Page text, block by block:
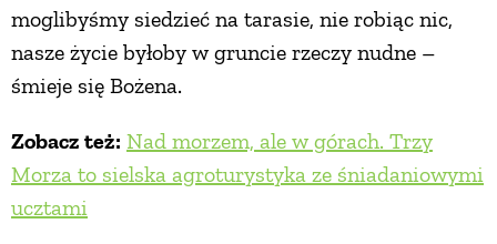
moglibyśmy siedzieć na tarasie, nie robiąc nic,
nasze życie byłoby w gruncie rzeczy nudne –
śmieje się Bożena.
Zobacz też: Nad morzem, ale w górach. Trzy
Morza to sielska agroturystyka ze śniadaniowymi
ucztami